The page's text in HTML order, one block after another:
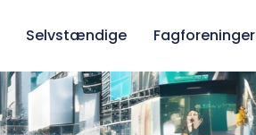
Selvstændige Fagforeninger